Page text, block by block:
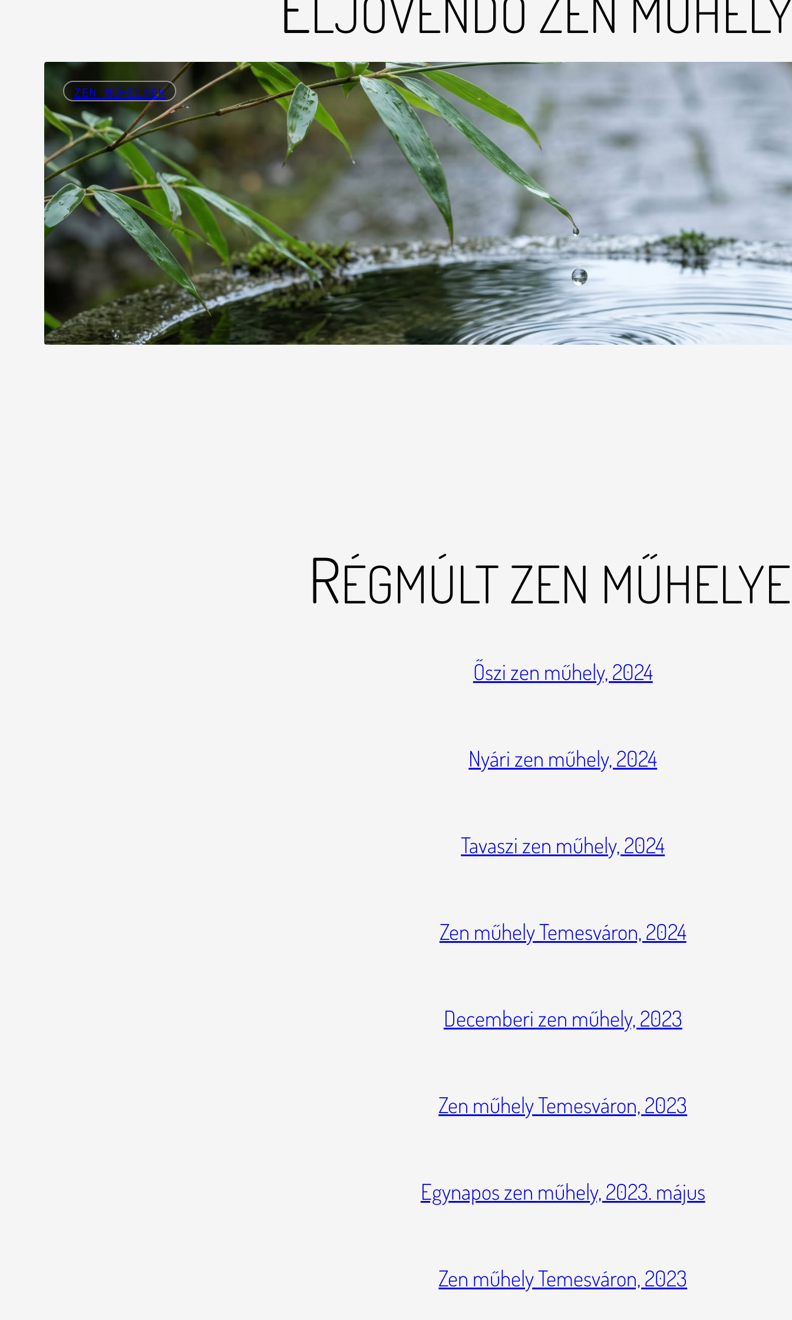
ZEN MŰHELYEK
RÉGMÚLT ZEN
Őszi zen műhely, 2024
Nyári zen műhely, 2024
Tavaszi zen műhely, 2024
Zen műhely Temesváron, 2024
Decemberi zen műhely, 2023
Zen műhely Temesváron, 2023
Egynapos zen műhely, 2023. május
Zen műhely Temesváron, 2023